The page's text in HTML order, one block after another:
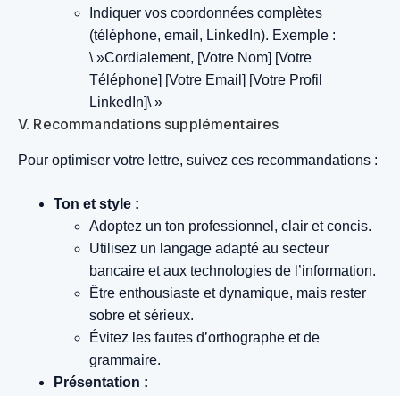
Indiquer vos coordonnées complètes
(téléphone, email, LinkedIn). Exemple :
\ »Cordialement, [Votre Nom] [Votre
Téléphone] [Votre Email] [Votre Profil
LinkedIn]\ »
V. Recommandations supplémentaires
Pour optimiser votre lettre, suivez ces recommandations :
Ton et style :
Adoptez un ton professionnel, clair et concis.
Utilisez un langage adapté au secteur
bancaire et aux technologies de l’information.
Être enthousiaste et dynamique, mais rester
sobre et sérieux.
Évitez les fautes d’orthographe et de
grammaire.
Présentation :